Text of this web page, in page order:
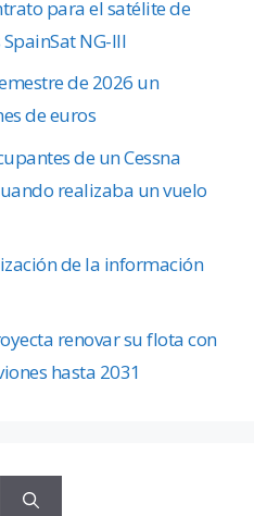
para el satélite de
NG-III
de 2026 un
de euros
de un Cessna
realizaba un vuelo
de la información
renovar su flota con
hasta 2031